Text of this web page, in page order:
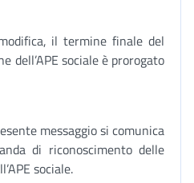
il termine finale del
dell’APE sociale è prorogato
messaggio si comunica
di riconoscimento delle
sociale.